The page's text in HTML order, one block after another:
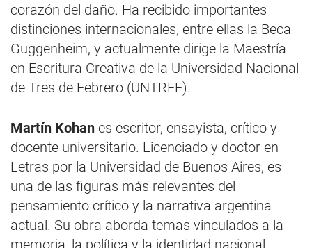
corazón del daño. Ha recibido importantes
distinciones internacionales, entre ellas la Beca
Guggenheim, y actualmente dirige la Maestría
en Escritura Creativa de la Universidad Nacional
de Tres de Febrero (UNTREF).
Martín Kohan es escritor, ensayista, crítico y
docente universitario. Licenciado y doctor en
Letras por la Universidad de Buenos Aires, es
una de las figuras más relevantes del
pensamiento crítico y la narrativa argentina
actual. Su obra aborda temas vinculados a la